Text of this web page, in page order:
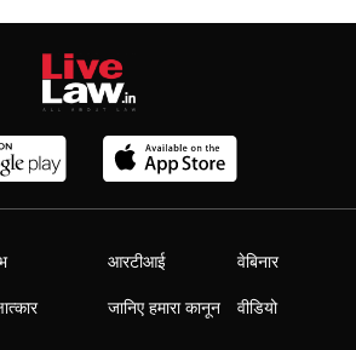
आरटीआई
जानिए हमारा कानून
वेबिनार
वीडियो